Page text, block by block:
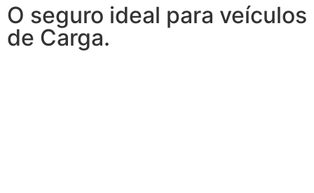
O seguro ideal para veículos
de Carga.